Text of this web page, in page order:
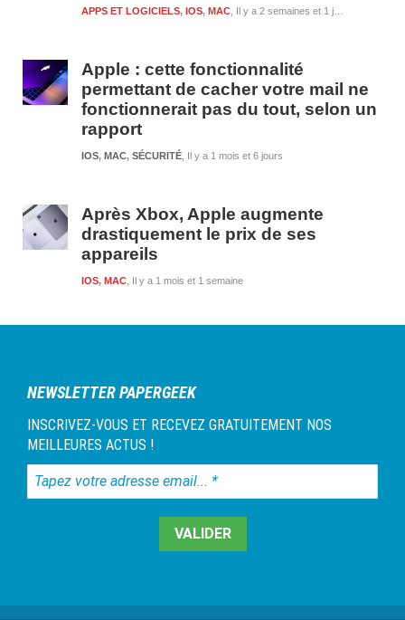
Il y a 2 semaines et 1 jour
APPS ET LOGICIELS, IOS, MAC
Apple : cette fonctionnalité
permettant de cacher votre mail ne
fonctionnerait pas du tout, selon un
rapport
Il y a 1 mois et 6 jours
IOS, MAC, SÉCURITÉ
Après Xbox, Apple augmente
drastiquement le prix de ses
appareils
Il y a 1 mois et 1 semaine
IOS, MAC
NEWSLETTER PAPERGEEK
INSCRIVEZ-VOUS ET RECEVEZ GRATUITEMENT NOS
MEILLEURES ACTUS !
Tapez
votre